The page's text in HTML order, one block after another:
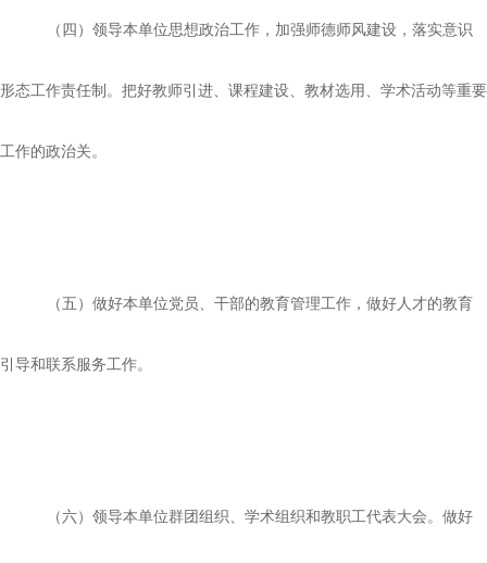
（四）领导本单位思想政治工作，加强师德师风建设，落实意识
形态工作责任制。把好教师引进、课程建设、教材选用、学术活动等重要
工作的政治关。
（五）做好本单位党员、干部的教育管理工作，做好人才的教育
引导和联系服务工作。
（六）领导本单位群团组织、学术组织和教职工代表大会。做好